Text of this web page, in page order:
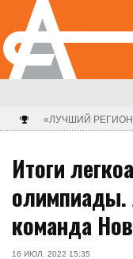
«ЛУЧШИЙ
Итоги
олимпиады.
команда
16 ИЮЛ. 2022 15:35